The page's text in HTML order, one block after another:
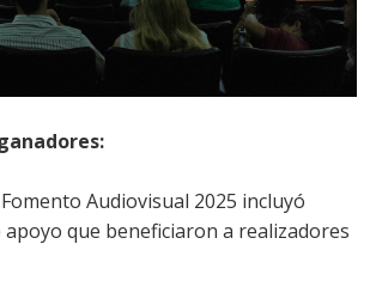
Audiovisual 2025 incluyó
que beneficiaron a realizadores